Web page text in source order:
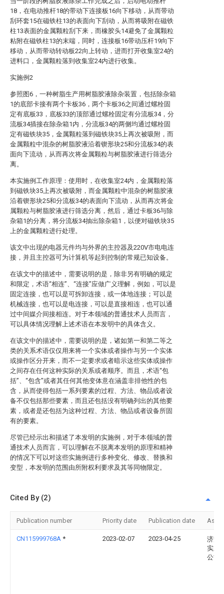
18，在电动推杆18的带动下连接板16向下移动，从而带动
刮环套15在磁铁柱13的表面向下刮动，从而将吸附在磁铁
柱13表面的金属颗粒刮下来，而橡胶头14避免了金属颗粒
粘附在磁铁柱13的末端，同时，连接板16带动压杆19向下
移动，从而带动转动板22向上转动，进而打开收集室24的
进料口，金属颗粒落到收集室24内进行收集。
实施例2
参照图6，一种树脂生产用树脂胶液除杂装置，包括除杂箱
1的底部卡接有两个卡板36，两个卡板36之间通过螺栓固
定有底板33，底板33的顶部通过螺栓固定有分流板34，分
流板34插接在除杂箱1内，分流板34的两侧均通过螺栓固
定有磁铁块35，金属颗粒落到磁铁块35上再次被吸附，而
金属颗粒中混杂的树脂胶液沿着锲形块25和分流板34的表
面向下流动，从而再次将金属颗粒与树脂胶液进行筛选分
离。
本实施例工作原理：使用时，在收集室24内，金属颗粒落
到磁铁块35上再次被吸附，而金属颗粒中混杂的树脂胶液
沿着锲形块25和分流板34的表面向下流动，从而再次将金
属颗粒与树脂胶液进行筛选分离，然后，通过卡板36与除
杂箱1的分离，将分流板34抽出除杂箱1，以便对磁铁块35
上的金属颗粒进行处理。
该文中出现的电器元件均与外界的主控器及220V市电电连
接，并且主控器可为计算机等起到控制的常规已知设备。
在该文中的描述中，需要说明的是，除非另有明确的规定
和限定，术语“相连”、“连接”应做广义理解，例如，可以是
固定连接，也可以是可拆卸连接，或一体地连接；可以是
机械连接，也可以是电连接，可以是直接相连，也可以通
过中间媒介间接相连。对于本领域的普通技术人员而言，
可以具体情况理解上述术语在本发明中的具体含义。
在该文中的描述中，需要说明的是，诸如第一和第二等之
类的关系术语仅仅用来将一个实体或者操作与另一个实体
或操作区分开来，而不一定要求或者暗示这些实体或操作
之间存在任何这种实际的关系或者顺序。而且，术语“包
括”、“包含”或者其任何其他变体意在涵盖非排他性的包
含，从而使得包括一系列要素的过程、方法、物品或者设
备不仅包括那些要素，而且还包括没有明确列出的其他要
素，或者是还包括为这种过程、方法、物品或者设备所固
有的要素。
尽管已经示出和描述了本发明的实施例，对于本领域的普
通技术人员而言，可以理解在不脱离本发明的原理和精神
的情况下可以对这些实施例进行多种变化、修改、替换和
变型，本发明的范围由所附权利要求及其等同物限定。
Cited By (2)
Publication number Priority date Publication date
CN115999768A * 2023-02-07 2023-04-25
济源
实业
公司